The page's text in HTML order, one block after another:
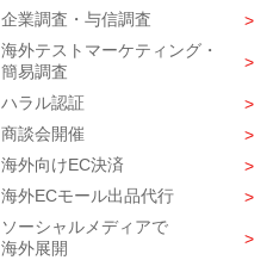
企業調査・与信調査
海外テストマーケティング・
簡易調査
ハラル認証
商談会開催
海外向けEC決済
海外ECモール出品代行
ソーシャルメディアで
海外展開